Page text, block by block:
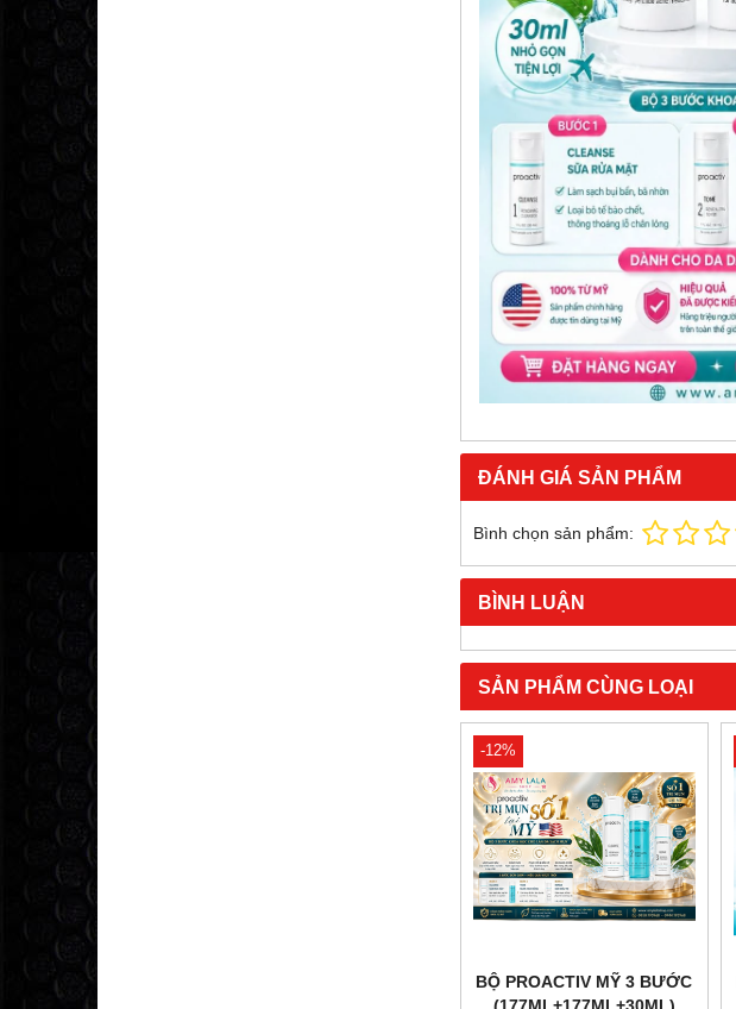
ĐÁNH GIÁ SẢN PHẨM
Bình chọn sản phẩm:
BÌNH LUẬN
SẢN PHẨM CÙNG LOẠI
-12%
BỘ PROACTIV MỸ 3 BƯỚC